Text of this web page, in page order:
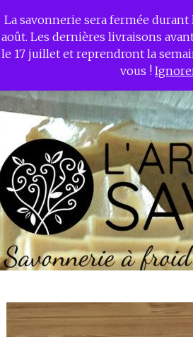
La savonnerie sera fermée
août. Les dernières livraisons
le 17 juillet et reprendront la
vous !
au
contenu
principal
L'ARBRE A SAVON –
Savonnerie à froid de